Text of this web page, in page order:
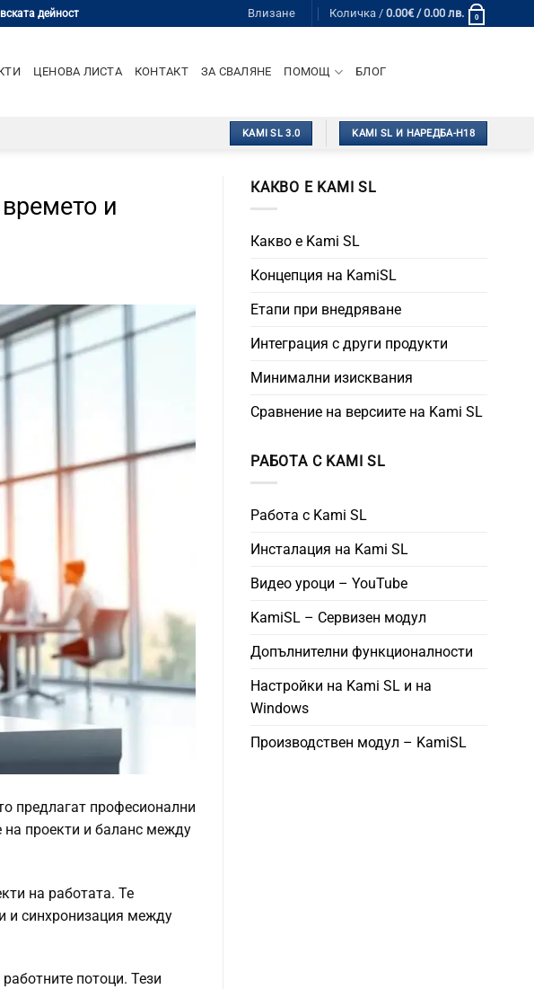
дейност Влизане Количка / 0.00€/ 0.00 лв. 0
ЦЕНОВА ЛИСТА КОНТАКТ ЗА СВАЛЯНЕ ПОМОЩ БЛОГ
KAMI SL 3.0 KAMI SL И НАРЕДБА-Н18
и
предлагат професионални
на проекти и баланс между
на работата. Те
и синхронизация между
потоци. Тези
КАКВО Е KAMI SL
Какво е Kami SL
Концепция на KamiSL
Етапи при внедряване
Интеграция с други продукти
Минимални изисквания
Сравнение на версиите на Kami SL
РАБОТА С KAMI SL
Работа с Kami SL
Инсталация на Kami SL
Видео уроци – YouTube
KamiSL – Сервизен модул
Допълнителни функционалности
Настройки на Kami SL и на
Windows
Производствен модул – KamiSL